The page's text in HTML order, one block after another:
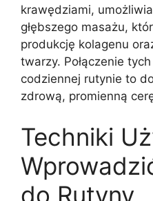
krawędziami,
głębszego masażu,
produkcję kolagenu
twarzy. Połączenie
codziennej rutynie to
zdrową, promienną
Techniki
do Rutyny